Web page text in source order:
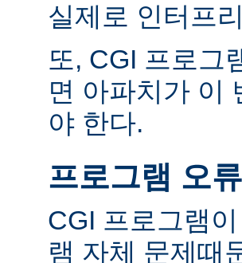
실제로 인터프
또, CGI 프로그
면 아파치가 이
야 한다.
프로그램 오류
CGI 프로그램
램 자체 문제때